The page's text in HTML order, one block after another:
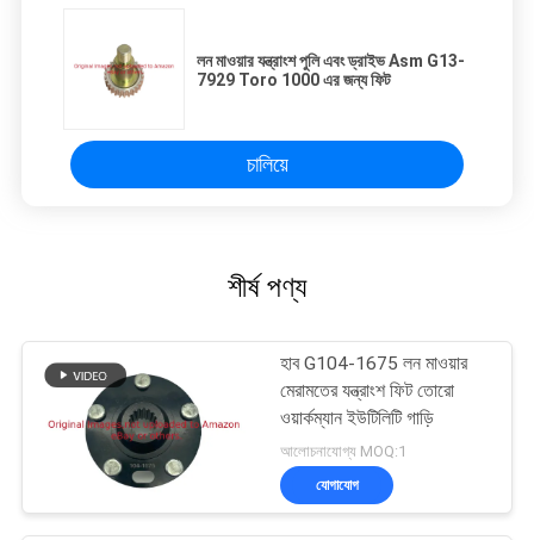
লন মাওয়ার যন্ত্রাংশ পুলি এবং ড্রাইভ Asm G13-
7929 Toro 1000 এর জন্য ফিট
চালিয়ে
শীর্ষ পণ্য
হাব G104-1675 লন মাওয়ার
মেরামতের যন্ত্রাংশ ফিট তোরো
ওয়ার্কম্যান ইউটিলিটি গাড়ি
আলোচনাযোগ্য MOQ:1
যোগাযোগ